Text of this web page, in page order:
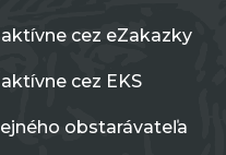
cez eZakazky
cez EKS
obstarávateľa